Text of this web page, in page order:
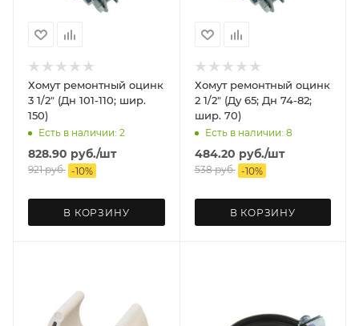
Хомут ремонтный оцинк
3 1/2" (Дн 101-110; шир.
150)
Есть в наличии: 2
828.90 руб./шт
921руб. -10%
В КОРЗИНУ
Хомут ремонтный оцинк
2 1/2" (Ду 65; Дн 74-82;
шир. 70)
Есть в наличии: 8
484.20 руб./шт
538руб. -10%
В КОРЗИНУ